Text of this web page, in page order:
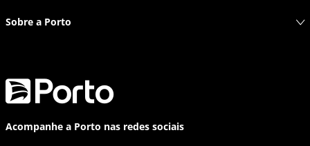
Sobre a Porto
Acompanhe a Porto nas redes sociais